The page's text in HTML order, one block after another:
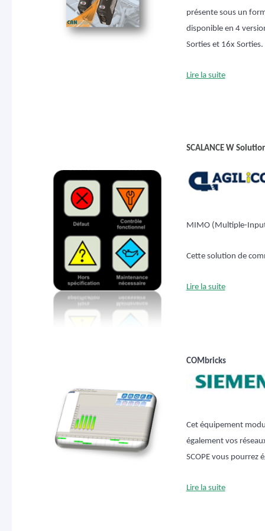
présente sous un
disponible en 4
Sorties et 16x Sorties.
Lire la suite
SCALANCE W
MIMO (Multiple-
Cette solution de
Lire la suite
COMbricks
Cet équipement
également vos
SCOPE vous pourrez
Lire la suite